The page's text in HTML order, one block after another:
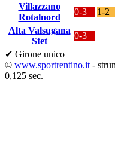
Villazzano
Rotalnord
0-3
1-2
Alta Valsugana
Stet
0-3
✔ Girone unico
© www.sportrentino.it -
0,125 sec.